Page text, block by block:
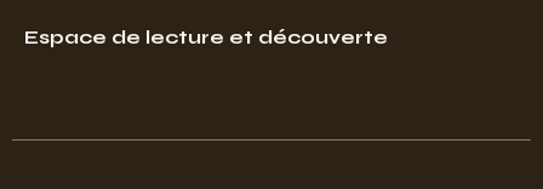
Espace de lecture et découverte